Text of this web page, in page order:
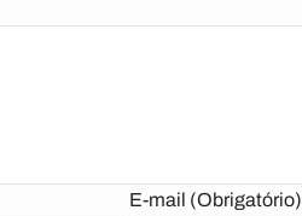
E-mail (Obrigatório)